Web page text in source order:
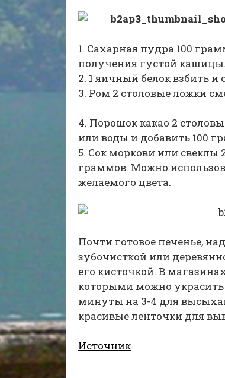
1. Сахарная пудра 100
получения густой кашицы.
2. 1 яичный белок взбить и
3. Ром 2 столовые ложки
4. Порошок какао 2
или воды и добавить 100
5. Сок моркови или свеклы
граммов. Можно
желаемого цвета.
Почти готовое печенье,
зубочисткой или
его кисточкой. В
которыми можно украсить
минуты на 3-4 для
красивые ленточки для
Источник